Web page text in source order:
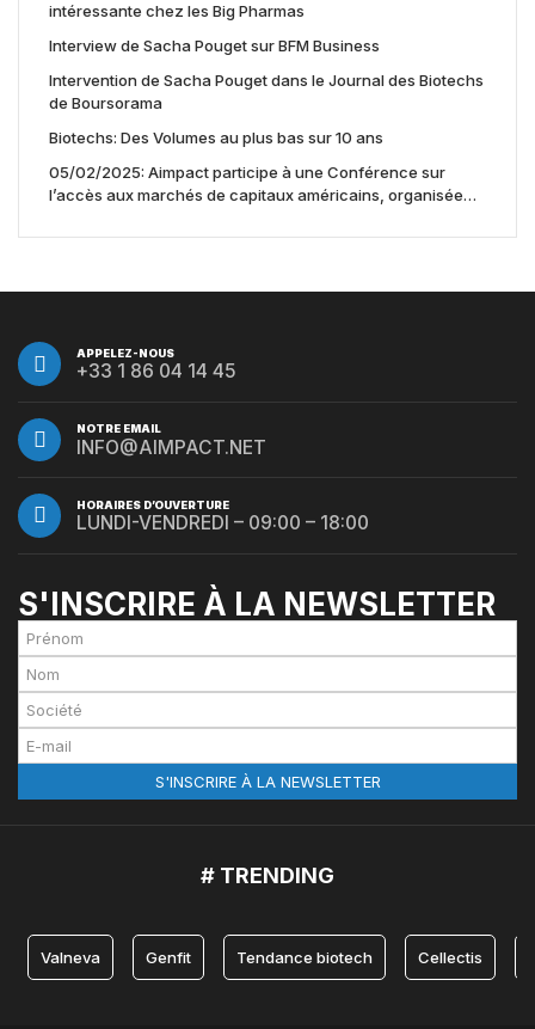
intéressante chez les Big Pharmas
Interview de Sacha Pouget sur BFM Business
Intervention de Sacha Pouget dans le Journal des Biotechs
de Boursorama
Biotechs: Des Volumes au plus bas sur 10 ans
05/02/2025: Aimpact participe à une Conférence sur
l’accès aux marchés de capitaux américains, organisée
APPELEZ-NOUS
+33 1 86 04 14 45
NOTRE EMAIL
INFO@AIMPACT.NET
HORAIRES D’OUVERTURE
LUNDI-VENDREDI – 09:00 – 18:00
S'INSCRIRE À LA NEWSLETTER
# TRENDING
Valneva Genfit Tendance biotech Cellectis